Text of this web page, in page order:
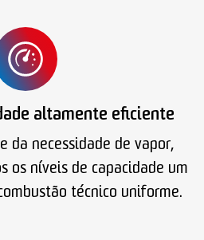
altamente eficiente
da necessidade de vapor,
os níveis de capacidade um
técnico uniforme.